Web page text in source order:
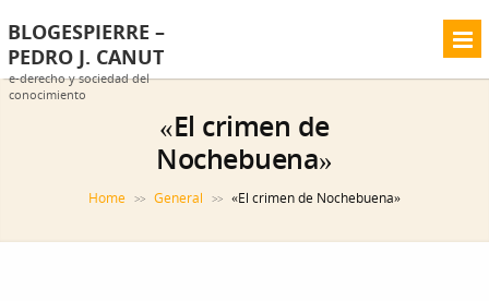
BLOGESPIERRE –
PEDRO J. CANUT
e-derecho y sociedad del
conocimiento
«El crimen de
Nochebuena»
Home >> General >> «El crimen de Nochebuena»